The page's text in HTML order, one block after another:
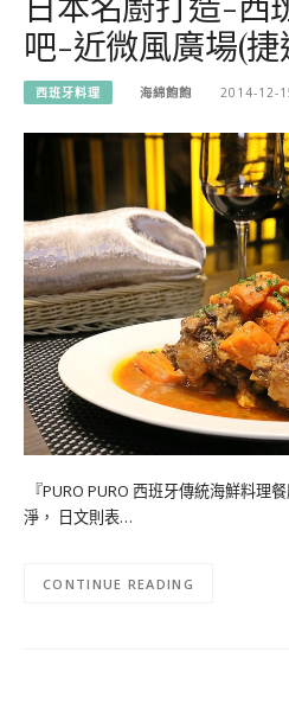
吧-近微風廣場(
西班牙料理 海綿飽飽 2014-12-
『PURO PURO 西班牙傳統海鮮料理
淨， 日文則表…
CONTINUE READING